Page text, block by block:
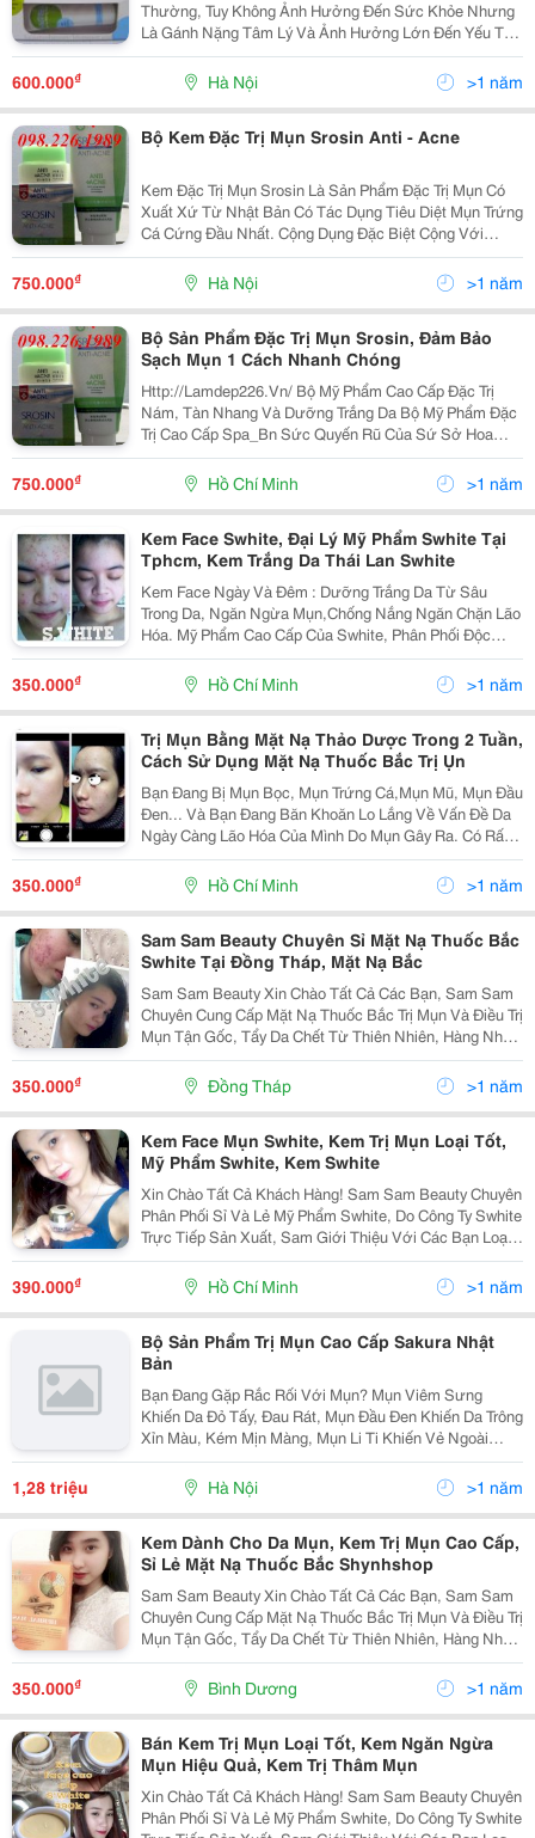
Thường, Tuy Không Ảnh Hưởng Đến Sức Khỏe Nhưng
Là Gánh Nặng Tâm Lý Và Ảnh Hưởng Lớn Đến Yếu Tố
Thẩm Mỹ. Đặc Biệt Mụn Trứng Cá Nếu Không Điều Trị
Đúng Cách Và Kịp Thời Có Thể Để Lại Sẹo Vĩnh Viễn.
600.000₫ Hà Nội >1 năm
Bộ Kem Đặc Trị Mụn Srosin Anti - Acne
Kem Đặc Trị Mụn Srosin Là Sản Phẩm Đặc Trị Mụn Có
Xuất Xứ Từ Nhật Bản Có Tác Dụng Tiêu Diệt Mụn Trứng
Cá Cứng Đầu Nhất. Cộng Dụng Đặc Biệt Cộng Với
Phương Thức Bào Chế Hiện Đại Làm Sản Phẩm Có Tác
Dụn Ngấm Sâu, Diệt Khuẩn Nhanh, Tác Dụng Kéo Dài
750.000₫ Hà Nội >1 năm
Bộ Sản Phẩm Đặc Trị Mụn Srosin, Đảm Bảo
Sạch Mụn 1 Cách Nhanh Chóng
Http://Lamdep226.Vn/ Bộ Mỹ Phẩm Cao Cấp Đặc Trị
Nám, Tàn Nhang Và Dưỡng Trắng Da Bộ Mỹ Phẩm Đặc
Trị Cao Cấp Spa_Bn Sức Quyến Rũ Của Sứ Sở Hoa
Anh Đào Xuất Xứ : Nhật Bản Giá : 1.200.000 Vnđ Thành
Phần : Axit Unsolic_Pc 104 Gồm 9 Loại Amino Ax
750.000₫ Hồ Chí Minh >1 năm
Kem Face Swhite, Đại Lý Mỹ Phẩm Swhite Tại
Tphcm, Kem Trắng Da Thái Lan Swhite
Kem Face Ngày Và Đêm : Dưỡng Trắng Da Từ Sâu
Trong Da, Ngăn Ngừa Mụn,Chống Nắng Ngăn Chặn Lão
Hóa. Mỹ Phẩm Cao Cấp Của Swhite, Phân Phối Độc
Quyền Có Tem Kiểm Định, Tem Chống Hàng Nhái Hàng
350.000₫ Hồ Chí Minh >1 năm
Trị Mụn Bằng Mặt Nạ Thảo Dược Trong 2 Tuần,
Cách Sử Dụng Mặt Nạ Thuốc Bắc Trị Ụn
Bạn Đang Bị Mụn Bọc, Mụn Trứng Cá,Mụn Mũ, Mụn Đầu
Đen... Và Bạn Đang Băn Khoăn Lo Lắng Về Vấn Đề Da
Ngày Càng Lão Hóa Của Mình Do Mụn Gây Ra. Có Rất
Nhiều Nguyên Nhân Gây Mụn : Dậy Thì, Môi Trường
Sống, Tâm Sinh Lý, Mụn Do Di Truyền, Mụn Do Nội
350.000₫ Hồ Chí Minh >1 năm
Sam Sam Beauty Chuyên Sỉ Mặt Nạ Thuốc Bắc
Swhite Tại Đồng Tháp, Mặt Nạ Bắc
Sam Sam Beauty Xin Chào Tất Cả Các Bạn, Sam Sam
Chuyên Cung Cấp Mặt Nạ Thuốc Bắc Trị Mụn Và Điều Trị
Mụn Tận Gốc, Tẩy Da Chết Từ Thiên Nhiên, Hàng Nhập
Của Công Ty, Có Giấy Tờ Kiểm Định.giao Hàng Tận Nơi
Trên Toàn Quốc, Freeship Nhìu Tỉnh Thành. M
350.000₫ Đồng Tháp >1 năm
Kem Face Mụn Swhite, Kem Trị Mụn Loại Tốt,
Mỹ Phẩm Swhite, Kem Swhite
Xin Chào Tất Cả Khách Hàng! Sam Sam Beauty Chuyên
Phân Phối Sỉ Và Lẻ Mỹ Phẩm Swhite, Do Công Ty Swhite
Trực Tiếp Sản Xuất, Sam Giới Thiệu Với Các Bạn Loại
Kem Face Cho Da Mặt Nhằm Trắng Da , Dưỡng Ẩm Và
Chống Nắng. Kem Face Cao Cấp Swhite Cải T
390.000₫ Hồ Chí Minh >1 năm
Bộ Sản Phẩm Trị Mụn Cao Cấp Sakura Nhật
Bản
Bạn Đang Gặp Rắc Rối Với Mụn? Mụn Viêm Sưng
Khiến Da Đỏ Tấy, Đau Rát, Mụn Đầu Đen Khiến Da Trông
Xỉn Màu, Kém Mịn Màng, Mụn Li Ti Khiến Vẻ Ngoài
Trông Kém Thu Hút? Các Sản Phẩm Trị Mụn Trên Thị
Trường Không Thể Giúp Điều Giúp Trị Dứt Điểm Mụn
Trên Da
1,28 triệu Hà Nội >1 năm
Kem Dành Cho Da Mụn, Kem Trị Mụn Cao Cấp,
Sỉ Lẻ Mặt Nạ Thuốc Bắc Shynhshop
Sam Sam Beauty Xin Chào Tất Cả Các Bạn, Sam Sam
Chuyên Cung Cấp Mặt Nạ Thuốc Bắc Trị Mụn Và Điều Trị
Mụn Tận Gốc, Tẩy Da Chết Từ Thiên Nhiên, Hàng Nhập
Của Công Ty, Có Giấy Tờ Kiểm Định. Mặt Nạ Thảo
Dược Thuốc Bắc S.white Được Chiết Xuất Hoàn Toàn
350.000₫ Bình Dương >1 năm
Bán Kem Trị Mụn Loại Tốt, Kem Ngăn Ngừa
Mụn Hiệu Quả, Kem Trị Thâm Mụn
Xin Chào Tất Cả Khách Hàng! Sam Sam Beauty Chuyên
Phân Phối Sỉ Và Lẻ Mỹ Phẩm Swhite, Do Công Ty Swhite